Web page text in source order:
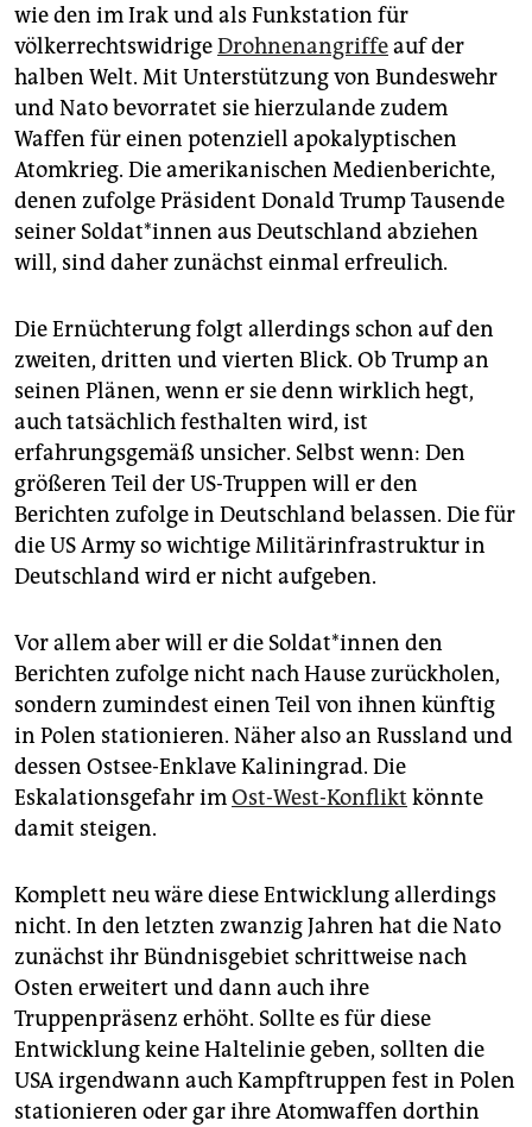
wie den im Irak und als Funkstation für
völkerrechtswidrigeDrohnenangriffeauf der
halben Welt. Mit Unterstützung von Bundeswehr
und Nato bevorratet sie hierzulande zudem
Waffen für einen potenziell apokalyptischen
Atomkrieg. Die amerikanischen Medienberichte,
denen zufolge Präsident Donald Trump Tausende
seiner Soldat*innen aus Deutschland abziehen
will, sind daher zunächst einmal erfreulich.
Die Ernüchterung folgt allerdings schon auf den
zweiten, dritten und vierten Blick. Ob Trump an
seinen Plänen, wenn er sie denn wirklich hegt,
auch tatsächlich festhalten wird, ist
erfahrungsgemäß unsicher. Selbst wenn: Den
größeren Teil der US-Truppen will er den
Berichten zufolge in Deutschland belassen. Die für
die US Army so wichtige Militärinfrastruktur in
Deutschland wird er nicht aufgeben.
Vor allem aber will er die Solda­t*in­nen den
Berichten zufolge nicht nach Hause zurückholen,
sondern zu­mindest einen Teil von ihnen künftig
in Polen stationieren. Näher also an ­Russland und
dessen Ostsee-Enklave Kaliningrad. Die
Eskalationsgefahr imOst-West-Konflikt könnte
damit steigen.
Komplett neu wäre diese Entwicklung allerdings
nicht. In den letzten zwanzig Jahren hat die Nato
zunächst ihr Bündnisgebiet schrittweise nach
Osten erweitert und dann auch ihre
Truppenpräsenz erhöht. Sollte es für diese
Entwicklung keine Haltelinie ­geben, sollten die
USA irgendwann auch Kampftruppen fest in Polen
stationieren oder gar ihre Atomwaffen dorthin